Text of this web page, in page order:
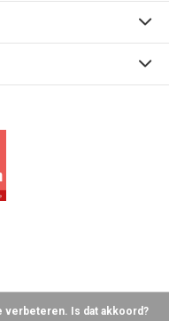
verbeteren. Is dat akkoord?